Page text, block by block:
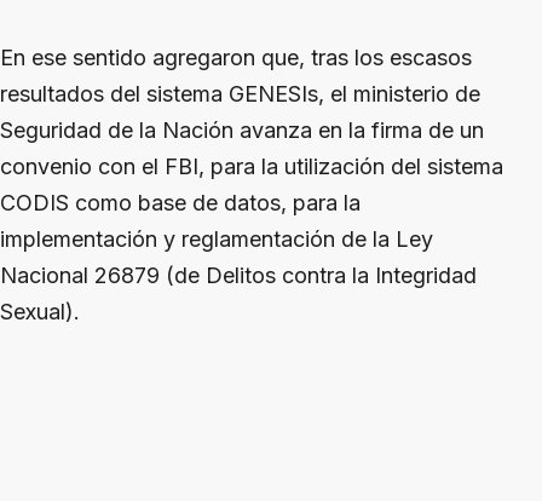
En ese sentido agregaron que, tras los escasos
resultados del sistema GENESIs, el ministerio de
Seguridad de la Nación avanza en la firma de un
convenio con el FBI, para la utilización del sistema
CODIS como base de datos, para la
implementación y reglamentación de la Ley
Nacional 26879 (de Delitos contra la Integridad
Sexual).